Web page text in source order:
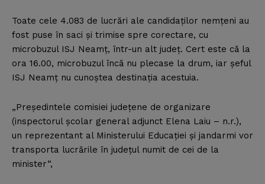
Toate cele 4.083 de lucrări ale candidaţilor nemţeni au
fost puse în saci şi trimise spre corectare, cu
microbuzul ISJ Neamţ, într-un alt judeţ. Cert este că la
ora 16.00, microbuzul încă nu plecase la drum, iar şeful
ISJ Neamţ nu cunoştea destinaţia acestuia.
„Preşedintele comisiei judeţene de organizare
(inspectorul şcolar general adjunct Elena Laiu – n.r.),
un reprezentant al Ministerului Educaţiei şi jandarmi vor
transporta lucrările în judeţul numit de cei de la
minister“,